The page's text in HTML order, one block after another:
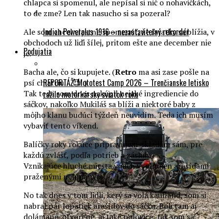
Indian Powerplus 1916 – nezastaviteľný rekordér
Podujatia
REPORTÁŽ: Mototest Camp 2026 – Trenčianske letisko
zažilo motorkársky sviatok roku
chlapca si spomenul, ale nepísal si nič o nohavičkách,
to de zme? Len tak nasucho si sa pozeral?
Ale som chcel vlastne spomenúť, že sviatky sa blížia, v
obchodoch už liďi šílej, pritom ešte ane december nie
je.
Bacha ale, čo si kupujete. (Retro ma asi zase pošle na
psí chiatriu… 😈 )
Tak teda som dnes nakúpil nejaké ingrediencie do
sáčkov, nakoľko Mukiláš sa blíži a niektoré baby z
môjho klanu budúci týždeň neuvidím. Teda ich musím
vybaviť tento víkend.
Balíčky roky rokúce pripravujem-skladám sám, pre
každú zvlášť, podľa potrieb a zásluh.
Vznikajúce hluché miesta v nich vyplňujen arašídami
praženými nelúpanými.
No tak dnes v tom lidli, kerý sa volá kaufland, som si
nabral pár lopatiek arašídov do sáčku. Boli tam aj
dolámané, otvorené, aj také polovice, tak som sa